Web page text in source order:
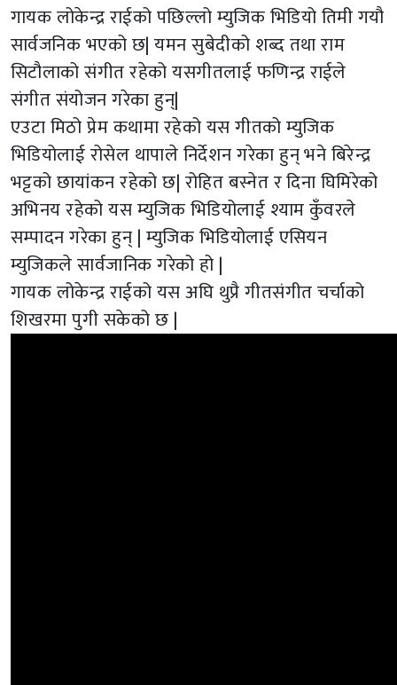
गायक लोकेन्द्र राईको पछिल्लो म्युजिक भिडियो तिमी गयौ
सार्वजनिक भएको छ| यमन सुबेदीको शब्द तथा राम
सिटौलाको संगीत रहेको यसगीतलाई फणिन्द्र राईले
संगीत संयोजन गरेका हुन्|
एउटा मिठो प्रेम कथामा रहेको यस गीतको म्युजिक
भिडियोलाई रोसेल थापाले निर्देशन गरेका हुन् भने बिरेन्द्र
भट्टको छायांकन रहेको छ| रोहित बस्नेत र दिना घिमिरेको
अभिनय रहेको यस म्युजिक भिडियोलाई श्याम कुँवरले
सम्पादन गरेका हुन् | म्युजिक भिडियोलाई एसियन
म्युजिकले सार्वजानिक गरेको हो |
गायक लोकेन्द्र राईको यस अघि थुप्रै गीतसंगीत चर्चाको
शिखरमा पुगी सकेको छ |